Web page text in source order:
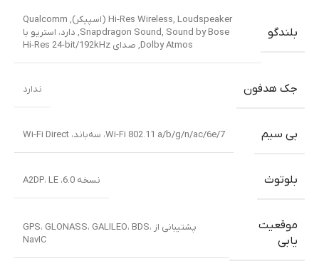
بلندگو
Hi-Res Wireless, Loudspeaker (اسپیکر) ,
Qualcomm
Snapdragon Sound, Sound by Bose
, دارد، استریو با
Dolby Atmos
, صدای Hi-Res 24-bit/192kHz
جک هدفون ندارد
بی سیم Wi-Fi 802.11 a/b/g/n/ac/6e/7، سه‌باند، Wi-Fi Direct
بلوتوث نسخه 6.0، A2DP، LE
موقعیت
یابی
پشتیبانی از GPS، GLONASS، GALILEO، BDS،
NavIC